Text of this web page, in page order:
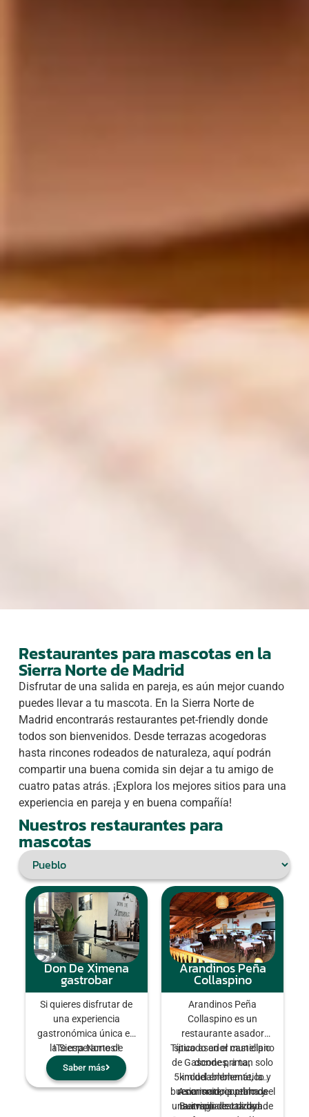
Restaurantes para mascotas en la
Sierra Norte de Madrid
Disfrutar de una salida en pareja, es aún mejor cuando
puedes llevar a tu mascota. En la Sierra Norte de
Madrid encontrarás restaurantes pet-friendly donde
todos son bienvenidos. Desde terrazas acogedoras
hasta rincones rodeados de naturaleza, aquí podrán
compartir una buena comida sin dejar a tu amigo de
cuatro patas atrás. ¡Explora los mejores sitios para una
experiencia en pareja y en buena compañía!
Nuestros restaurantes para
mascotas
Don De Ximena
gastrobar
Si quieres disfrutar de
una experiencia
gastronómica única en
la Sierra Norte de
Madrid, ven a visitarnos.
Don de Ximena es un
rincón en donde la
!Te esperamos !
Saber más
Arandinos Peña
Collaspino
Arandinos Peña
Collaspino es un
restaurante asador
situado en el municipio
de Gascones, a tan solo
5km del emblemático y
reconocido pueblo de
Buitrago de Lozoya.
Típico asador castellano
donde prima,
indudablemente, la
buena materia prima y el
servicio de calidad.
Asimismo, contamos
una amplia carta donde